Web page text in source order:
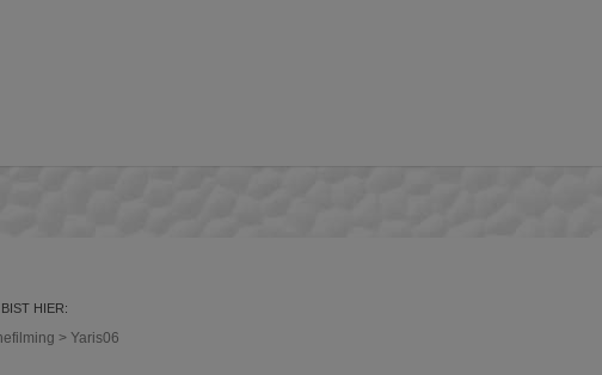
BIST HIER:
> Yaris06